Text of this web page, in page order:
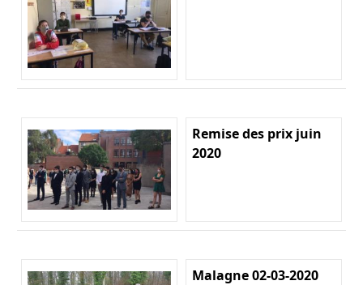
Remise des prix juin
2020
Malagne 02-03-2020